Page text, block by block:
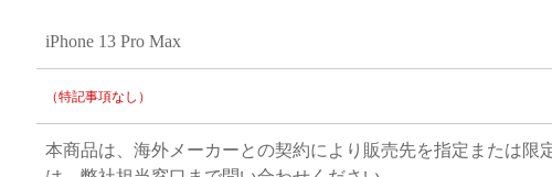
iPhone 13 Pro Max
（特記事項なし）
本商品は、海外メーカーとの契約により販売先を指定または限